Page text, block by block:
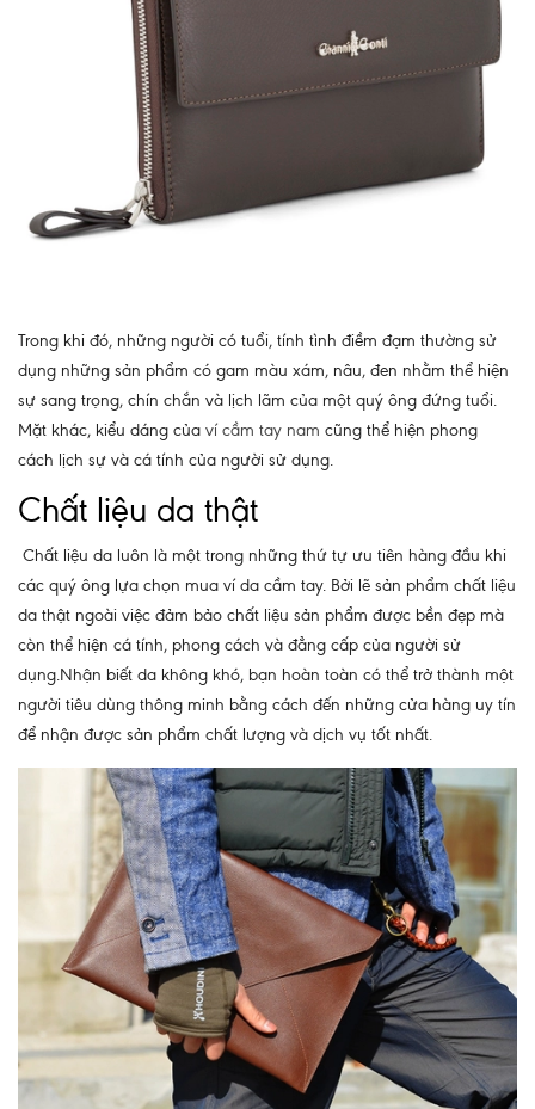
Trong khi đó, những người có tuổi, tính tình điềm đạm thường sử
dụng những sản phẩm có gam màu xám, nâu, đen nhằm thể hiện
sự sang trọng, chín chắn và lịch lãm của một quý ông đứng tuổi.
Mặt khác, kiểu dáng của ví cầm tay nam cũng thể hiện phong
cách lịch sự và cá tính của người sử dụng.
Chất liệu da thật
Chất liệu da luôn là một trong những thứ tự ưu tiên hàng đầu khi
các quý ông lựa chọn mua ví da cầm tay. Bởi lẽ sản phẩm chất liệu
da thật ngoài việc đảm bảo chất liệu sản phẩm được bền đẹp mà
còn thể hiện cá tính, phong cách và đẳng cấp của người sử
dụng.Nhận biết da không khó, bạn hoàn toàn có thể trở thành một
người tiêu dùng thông minh bằng cách đến những cửa hàng uy tín
để nhận được sản phẩm chất lượng và dịch vụ tốt nhất.